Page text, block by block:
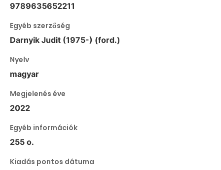
9789635652211
Egyéb szerzőség
Darnyik Judit (1975-) (ford.)
Nyelv
magyar
Megjelenés éve
2022
Egyéb információk
255 o.
Kiadás pontos dátuma